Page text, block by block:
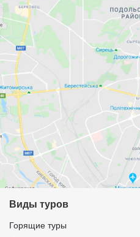
Виды туров
Горящие туры